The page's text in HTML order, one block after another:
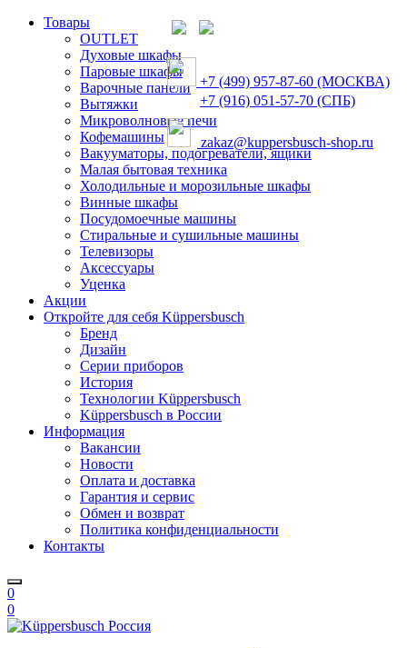
Товары
OUTLET
Духовые шкафы
Паровые шкафы
Варочные панели
Вытяжки
Микроволновые печи
Кофемашины
Вакууматоры, подогреватели, ящики
Малая бытовая техника
Холодильные и морозильные шкафы
Винные шкафы
Посудомоечные машины
Стиральные и сушильные машины
Телевизоры
Аксессуары
Уценка
Акции
Откройте для себя Küppersbusch
Бренд
Дизайн
Серии приборов
История
Технологии Küppersbusch
Küppersbusch в России
Информация
Вакансии
Новости
Оплата и доставка
Гарантия и сервис
Обмен и возврат
Политика конфиденциальности
Контакты
0
0
+7 (499) 957-87-60 (МОСКВА)
+7 (916) 051-57-70 (СПБ)
zakaz@kuppersbusch-shop.ru